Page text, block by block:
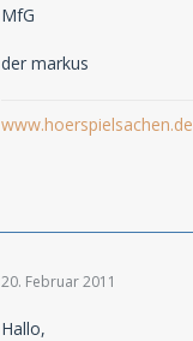
MfG
der markus
www.hoerspielsachen.de
20. Februar 2011
Hallo,